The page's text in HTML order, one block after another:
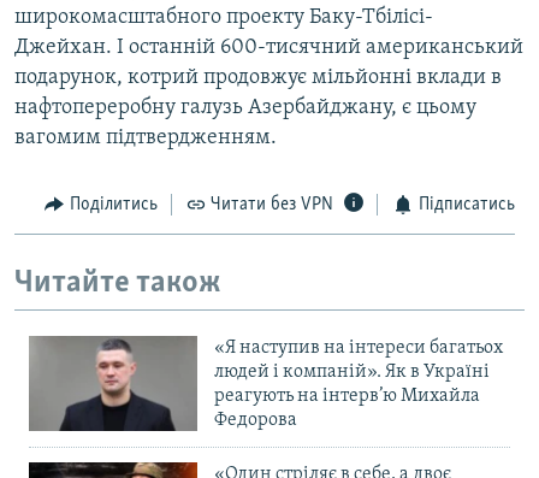
широкомасштабного проекту Баку-Тбілісі-
Джейхан. І останній 600-тисячний американський
подарунок, котрий продовжує мільйонні вклади в
нафтопереробну галузь Азербайджану, є цьому
вагомим підтвердженням.
Поділитись Читати без VPN Підписатись
Читайте також
«Я наступив на інтереси багатьох
людей і компаній». Як в Україні
реагують на інтерв’ю Михайла
Федорова